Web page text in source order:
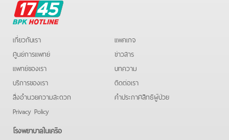
BPK
Hotline
เกี่ยวกับเรา
ศูนย์การแพทย์
แพทย์ของเรา
บริการของเรา
สิ่งอำนวยความสะดวก
Privacy Policy
แพคเกจ
ข่าวสาร
บทความ
ติดต่อเรา
คําประกาศสิทธิผู้ป่วย
โรงพยาบาลในเครือ